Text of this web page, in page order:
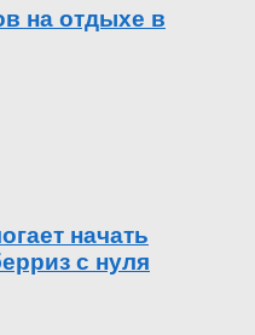
на отдыхе в
начать
с нуля